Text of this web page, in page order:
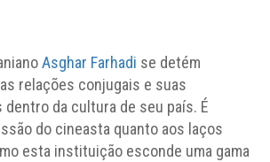
Asghar Farhadi se detém
relações conjugais e suas
da cultura de seu país. É
do cineasta quanto aos laços
esta instituição esconde uma gama